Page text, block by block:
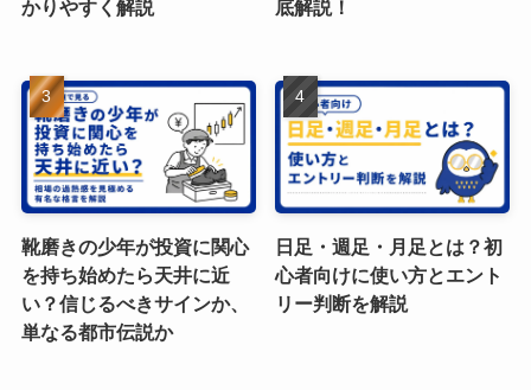
かりやすく解説
底解説！
靴磨きの少年が投資に関心
を持ち始めたら天井に近
い？信じるべきサインか、
単なる都市伝説か
日足・週足・月足とは？初
心者向けに使い方とエント
リー判断を解説